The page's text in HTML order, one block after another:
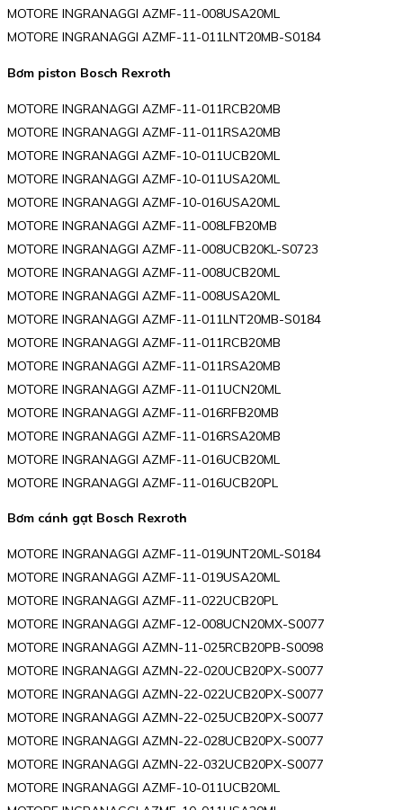
MOTORE INGRANAGGI AZMF-11-008USA20ML
MOTORE INGRANAGGI AZMF-11-011LNT20MB-S0184
Bơm piston Bosch Rexroth
MOTORE INGRANAGGI AZMF-11-011RCB20MB
MOTORE INGRANAGGI AZMF-11-011RSA20MB
MOTORE INGRANAGGI AZMF-10-011UCB20ML
MOTORE INGRANAGGI AZMF-10-011USA20ML
MOTORE INGRANAGGI AZMF-10-016USA20ML
MOTORE INGRANAGGI AZMF-11-008LFB20MB
MOTORE INGRANAGGI AZMF-11-008UCB20KL-S0723
MOTORE INGRANAGGI AZMF-11-008UCB20ML
MOTORE INGRANAGGI AZMF-11-008USA20ML
MOTORE INGRANAGGI AZMF-11-011LNT20MB-S0184
MOTORE INGRANAGGI AZMF-11-011RCB20MB
MOTORE INGRANAGGI AZMF-11-011RSA20MB
MOTORE INGRANAGGI AZMF-11-011UCN20ML
MOTORE INGRANAGGI AZMF-11-016RFB20MB
MOTORE INGRANAGGI AZMF-11-016RSA20MB
MOTORE INGRANAGGI AZMF-11-016UCB20ML
MOTORE INGRANAGGI AZMF-11-016UCB20PL
Bơm cánh gạt Bosch Rexroth
MOTORE INGRANAGGI AZMF-11-019UNT20ML-S0184
MOTORE INGRANAGGI AZMF-11-019USA20ML
MOTORE INGRANAGGI AZMF-11-022UCB20PL
MOTORE INGRANAGGI AZMF-12-008UCN20MX-S0077
MOTORE INGRANAGGI AZMN-11-025RCB20PB-S0098
MOTORE INGRANAGGI AZMN-22-020UCB20PX-S0077
MOTORE INGRANAGGI AZMN-22-022UCB20PX-S0077
MOTORE INGRANAGGI AZMN-22-025UCB20PX-S0077
MOTORE INGRANAGGI AZMN-22-028UCB20PX-S0077
MOTORE INGRANAGGI AZMN-22-032UCB20PX-S0077
MOTORE INGRANAGGI AZMF-10-011UCB20ML